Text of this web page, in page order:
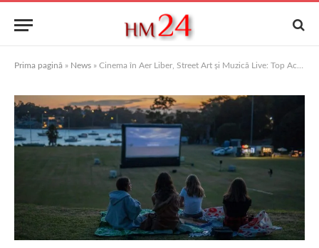
Prima pagină » News » Cinema în Aer Liber, Street Art și Muzică Live: Top Activități în Orașe din România